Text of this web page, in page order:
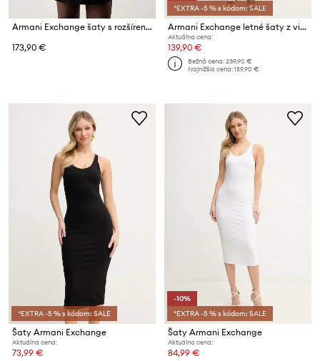
Armani Exchange šaty s rozšíreným strihom s prímesou vlny
173,90 €
*EXTRA -5 % s kódom: SALE
Armani Exchange letné šaty z viskózy
Aktuálna cena:
139,90 €
Bežná cena:239,90 €
Najnižšia cena:159,90 €
*EXTRA -5 % s kódom: SALE
Šaty Armani Exchange
Aktuálna cena:
73,99 €
-10%
*EXTRA -5 % s kódom: SALE
Šaty Armani Exchange
Aktuálna cena:
84,99 €